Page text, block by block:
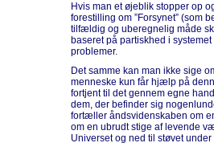
Hvis man et øjeblik stopper op
forestilling om ”Forsynet” (som
tilfældig og uberegnelig måde
baseret på partiskhed i
problemer.
Det samme kan man ikke sige
menneske kun får hjælp på
fortjent til det gennem egne
dem, der befinder sig
fortæller åndsvidenskaben om
om en ubrudt stige af levende
Universet og ned til støvet